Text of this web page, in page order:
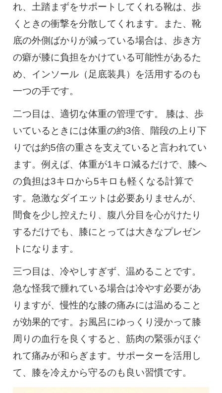
れ、土踏まずをサポートしてくれる靴は、歩
くときの衝撃を分散してくれます。また、靴
底の外側ばかりが減っている場合は、歩き方
の癖が膝に負担をかけている可能性があるた
め、インソール（足底装具）を活用するのも
一つの手です。
二つ目は、適切な体重の管理です。 膝は、歩
いているときには体重の約3倍、階段の上り下
りでは約5倍の重さを支えていると言われてい
ます。例えば、体重が1キロ減るだけで、膝へ
の負担は3キロから5キロも軽くなる計算で
す。急激なダイエットは必要ありませんが、
間食を少し控えたり、腹八分目を心がけたり
するだけでも、膝にとっては大きなプレゼン
トになります。
三つ目は、冷やしすぎず、温めることです。
急な怪我で腫れている場合は冷やす必要があ
りますが、慢性的な膝の痛みには温めること
が効果的です。お風呂にゆっくり浸かって膝
周りの血行を良くすると、筋肉の緊張がほぐ
れて痛みが和らぎます。サポーターを活用し
て、膝を冷えから守るのも良い習慣です。